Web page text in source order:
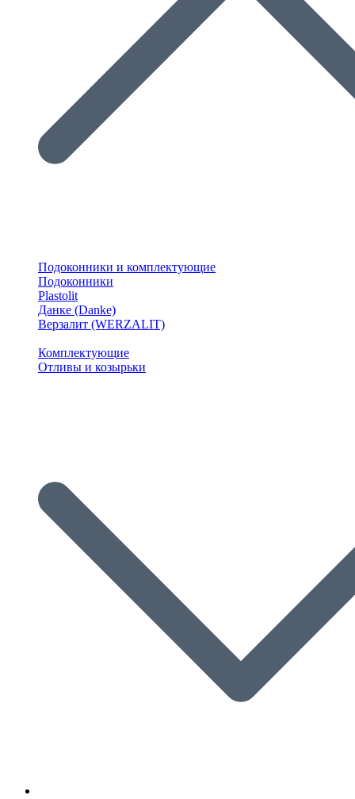
Подоконники и комплектующие
Подоконники
Plastolit
Данке (Danke)
Верзалит (WERZALIT)
Комплектующие
Отливы и козырьки